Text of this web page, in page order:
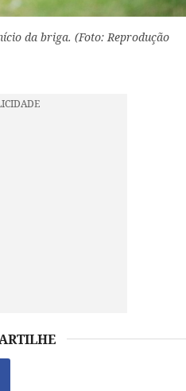
da briga. (Foto: Reprodução